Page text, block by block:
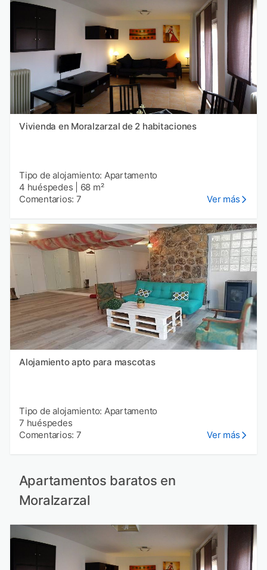
Vivienda en Moralzarzal de 2 habitaciones
Tipo de alojamiento: Apartamento
4 huéspedes
68 m²
Comentarios: 7
Ver más
Alojamiento apto para mascotas
Tipo de alojamiento: Apartamento
7 huéspedes
Comentarios: 7
Ver más
Apartamentos baratos en
Moralzarzal